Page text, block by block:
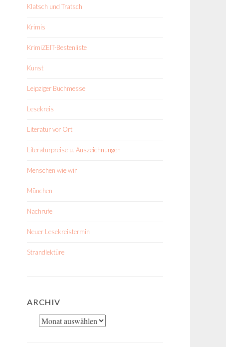
Klatsch und Tratsch
Krimis
KrimiZEIT-Bestenliste
Kunst
Leipziger Buchmesse
Lesekreis
Literatur vor Ort
Literaturpreise u. Auszeichnungen
Menschen wie wir
München
Nachrufe
Neuer Lesekreistermin
Strandlektüre
ARCHIV
Archiv